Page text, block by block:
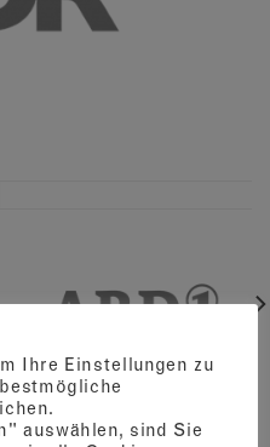
ARD
Ihre Einstellungen zu
auswählen, sind Sie